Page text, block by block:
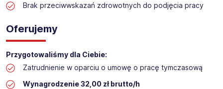
Brak przeciwwskazań zdrowotnych do podjęcia pracy
Oferujemy
Przygotowaliśmy dla Ciebie:
Zatrudnienie w oparciu o umowę o pracę tymczasową
Wynagrodzenie 32,00 zł brutto/h